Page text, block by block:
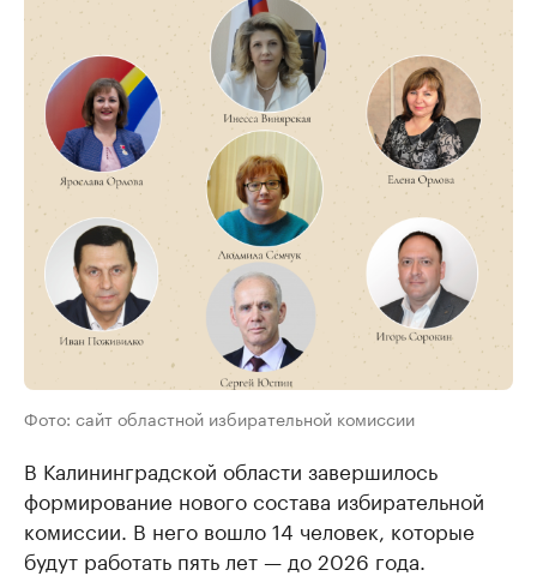
Фото: сайт областной избирательной комиссии
В Калининградской области завершилось
формирование нового состава избирательной
комиссии. В него вошло 14 человек, которые
будут работать пять лет — до 2026 года.